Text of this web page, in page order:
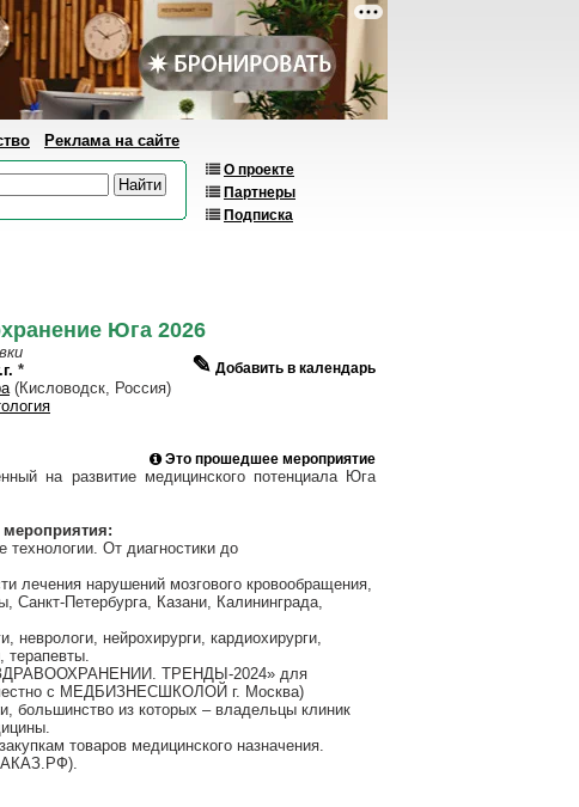
О проекте
Партнеры
Подписка
Реклама на сайте
Юга 2026
* ✎ Добавить в календарь
(Кисловодск, Россия)
Это прошедшее мероприятие
на развитие медицинского потенциала Юга
мероприятия:
технологии. От диагностики до
лечения нарушений мозгового кровообращения,
Санкт-Петербурга, Казани, Калининграда,
неврологи, нейрохирурги, кардиохирурги,
терапевты.
ТРЕНДЫ-2024» для
с МЕДБИЗНЕСШКОЛОЙ г. Москва)
большинство из которых – владельцы клиник
товаров медицинского назначения.